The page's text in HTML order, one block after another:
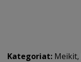
Kategoriat: Meikit,